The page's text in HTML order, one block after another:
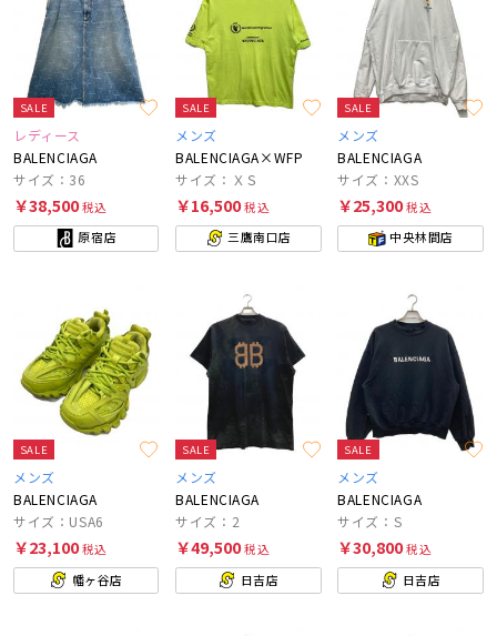
SALE
レディース
BALENCIAGA
サイズ：36
￥38,500税込
原宿店
SALE
メンズ
BALENCIAGA×WFP
サイズ：ＸＳ
￥16,500税込
三鷹南口店
SALE
メンズ
BALENCIAGA
サイズ：XXS
￥25,300税込
中央林間店
SALE
メンズ
BALENCIAGA
サイズ：USA6
￥23,100税込
幡ヶ谷店
SALE
メンズ
BALENCIAGA
サイズ：2
￥49,500税込
日吉店
SALE
メンズ
BALENCIAGA
サイズ：S
￥30,800税込
日吉店